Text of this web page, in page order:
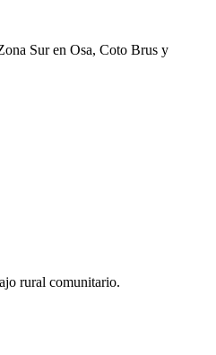
Sur en Osa, Coto Brus y
rural comunitario.